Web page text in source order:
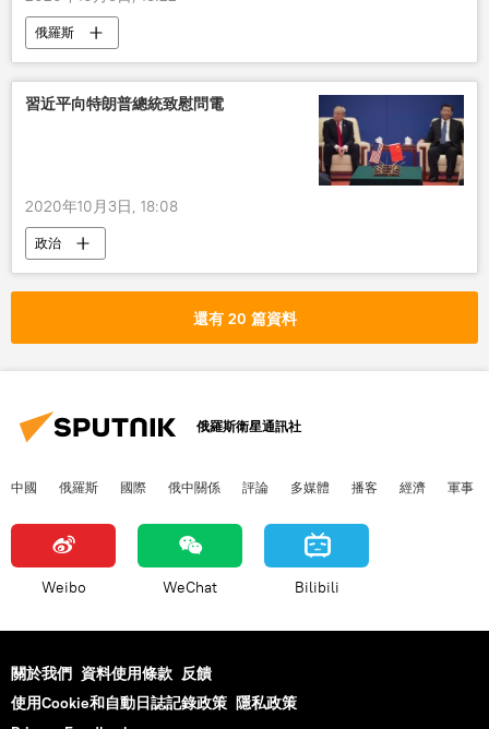
俄羅斯
習近平向特朗普總統致慰問電
2020年10月3日, 18:08
政治
還有 20 篇資料
俄羅斯衛星通訊社
中國 俄羅斯 國際 俄中關係 評論 多媒體 播客 經濟 軍事
Weibo WeChat Bilibili
關於我們 資料使用條款 反饋
使用Cookie和自動日誌記錄政策 隱私政策